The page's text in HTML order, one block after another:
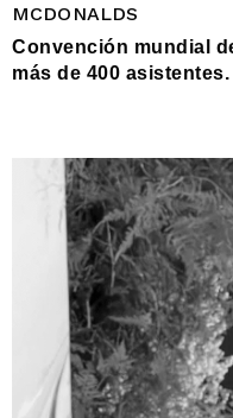
MCDONALDS
Convención mundial
más de 400 asistentes.